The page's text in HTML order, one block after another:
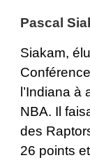
Pascal
Siakam,
l’Indiana
NBA. Il
des
26 points